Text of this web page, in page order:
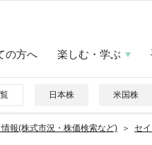
の方へ 楽しむ・学ぶ
日本株 米国株
報(株式市況・株価検索など) セ